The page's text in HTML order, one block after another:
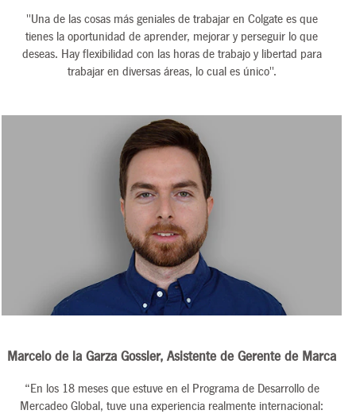
"Una de las cosas más geniales de trabajar en Colgate es que
tienes la oportunidad de aprender, mejorar y perseguir lo que
deseas. Hay flexibilidad con las horas de trabajo y libertad para
trabajar en diversas áreas, lo cual es único".
Marcelo de la Garza Gossler, Asistente de Gerente de Marca
“En los 18 meses que estuve en el Programa de Desarrollo de
Mercadeo Global, tuve una experiencia realmente internacional: